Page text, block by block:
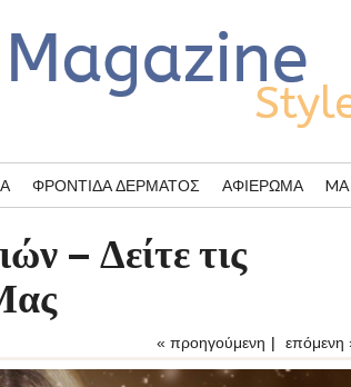
ΦΡΟΝΤΊΔΑ ΔΈΡΜΑΤΟΣ ΑΦΙΈΡΩΜΑ
– Δείτε τις
« προηγούμενη | επόμενη